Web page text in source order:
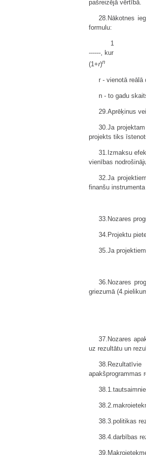
pašreizējā vērtībā.
28.Nākotnes
formulu:
1
------, kur
(1+r)n
r - vienotā reālā
n - to gadu
29.Aprēķinus
30.Ja
projekts tiks
31.Izmaksu
vienības
32.Ja
finanšu
33.Nozares
34.Projektu
35.Ja
36.Nozares
griezumā
37.Nozares
uz rezultātu un
apakšprogrammas
38.3.politikas
38.4.darbības